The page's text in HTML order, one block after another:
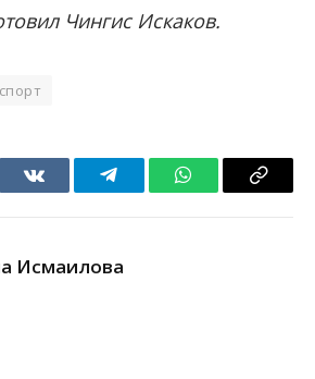
Чингис Искаков.
VKontakteTelegramWhatsAppCopy
Исмаилова